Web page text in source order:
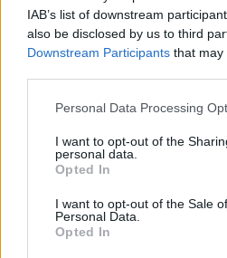
IAB’s list of downstream
also be disclosed by us to third
Downstream Participants that may
Please note that this website/app
not limited to your visit or usage
grant or deny consent to Google
use your data for below specified
consent section.
Personal Data Processing
I want to opt-out of the
personal data.
Opted In
I want to opt-out of the Sale
Personal Data.
Opted In
Felhasználónév
Elfelejtette jelszavát?
Kertészeti, kerti termékek és